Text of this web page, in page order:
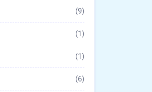
(9)
(1)
(1)
(6)